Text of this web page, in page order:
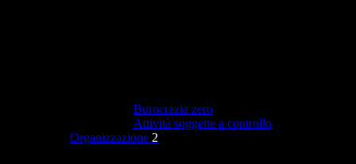
Burocrazia zero
Attività soggette a controllo
Organizzazione 2